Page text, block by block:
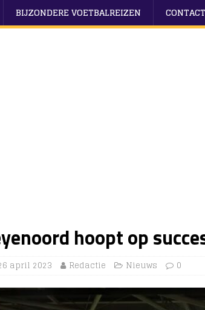
BIJZONDERE VOETBALREIZEN CONTACT
hoopt op
april 2023 Redactie Nieuws 0